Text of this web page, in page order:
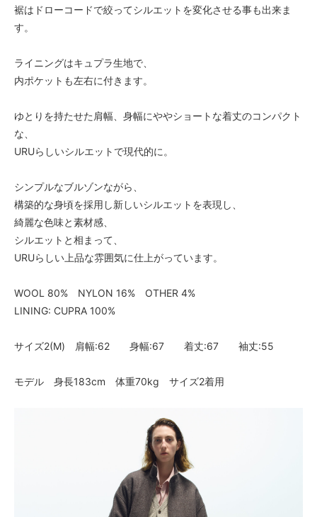
裾はドローコードで絞ってシルエットを変化させる事も出来ま
す。
ライニングはキュプラ生地で、
内ポケットも左右に付きます。
ゆとりを持たせた肩幅、身幅にややショートな着丈のコンパクト
な、
URUらしいシルエットで現代的に。
シンプルなブルゾンながら、
構築的な身頃を採用し新しいシルエットを表現し、
綺麗な色味と素材感、
シルエットと相まって、
URUらしい上品な雰囲気に仕上がっています。
WOOL 80% NYLON 16% OTHER 4%
LINING: CUPRA 100%
サイズ2(M) 肩幅:62 身幅:67 着丈:67 袖丈:55
モデル 身長183cm 体重70kg サイズ2着用